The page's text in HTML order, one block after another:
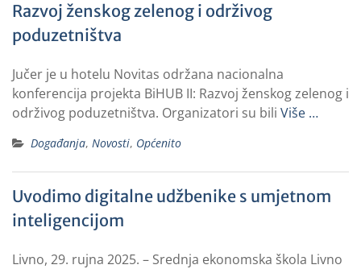
Razvoj ženskog zelenog i održivog
poduzetništva
Jučer je u hotelu Novitas održana nacionalna
konferencija projekta BiHUB II: Razvoj ženskog zelenog i
održivog poduzetništva. Organizatori su bili Više …
Događanja, Novosti, Općenito
Uvodimo digitalne udžbenike s umjetnom
inteligencijom
Livno, 29. rujna 2025. – Srednja ekonomska škola Livno